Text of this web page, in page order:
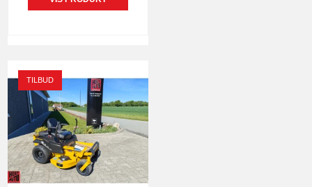
TILBUD